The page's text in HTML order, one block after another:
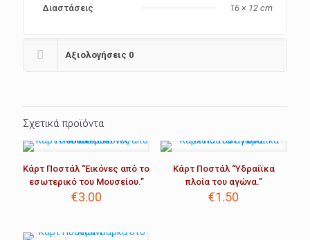
Διαστάσεις 16 × 12 cm
Αξιολογήσεις 0
Σχετικά προϊόντα
Κάρτ Ποστάλ “Εικόνες από το
εσωτερικό του Μουσείου.”
€3.00
Κάρτ Ποστάλ “Υδραίϊκα
πλοία του αγώνα.”
€1.50